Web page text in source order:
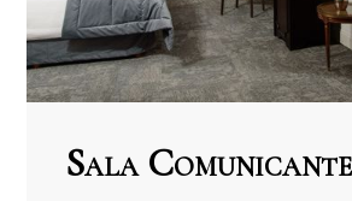
Sala Comunicante